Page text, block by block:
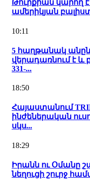
Թուրքիան կարող
ամերիկյան
10:11
5 հաղթանակ
վերադառնում է և
331-...
18:50
Հայաստանում
ինժեներական
սկս...
18:29
Իրանն ու Օմանը
նեղուցի շուրջ